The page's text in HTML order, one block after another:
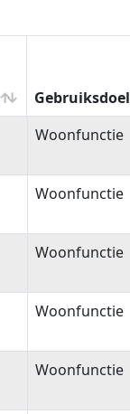
Gebruiksdoel
Gebruiksdoel
Woonfunctie
Woonfunctie
Woonfunctie
Woonfunctie
Woonfunctie